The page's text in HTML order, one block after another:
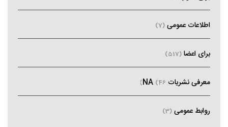
اطلاعات عمومی (7)
برای اعضا (517)
معرفی نشریات NA (46)
روابط عمومی (3)